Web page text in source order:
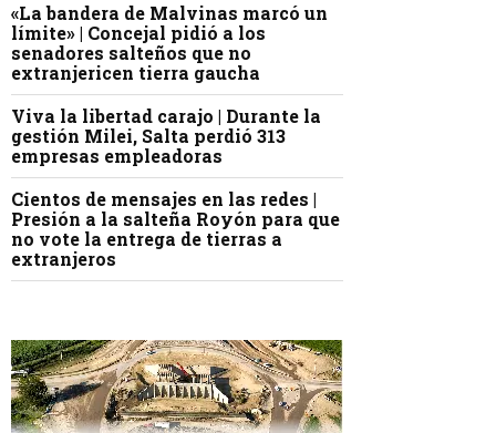
«La bandera de Malvinas marcó un
límite» | Concejal pidió a los
senadores salteños que no
extranjericen tierra gaucha
Viva la libertad carajo | Durante la
gestión Milei, Salta perdió 313
empresas empleadoras
Cientos de mensajes en las redes |
Presión a la salteña Royón para que
no vote la entrega de tierras a
extranjeros